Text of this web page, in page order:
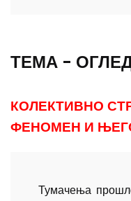
ТЕМА -
КОЛЕКТИВНО
ФЕНОМЕН И
Тумачења